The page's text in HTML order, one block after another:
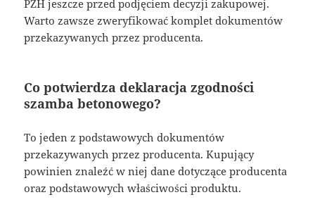
PZH jeszcze przed podjęciem decyzji zakupowej.
Warto zawsze zweryfikować komplet dokumentów
przekazywanych przez producenta.
Co potwierdza deklaracja zgodności
szamba betonowego?
To jeden z podstawowych dokumentów
przekazywanych przez producenta. Kupujący
powinien znaleźć w niej dane dotyczące producenta
oraz podstawowych właściwości produktu.